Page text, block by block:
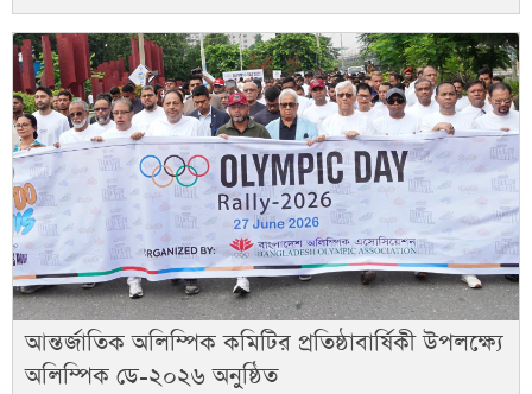
আন্তর্জাতিক অলিম্পিক কমিটির প্রতিষ্ঠাবার্ষিকী উপলক্ষ্যে
অলিম্পিক ডে-২০২৬ অনুষ্ঠিত